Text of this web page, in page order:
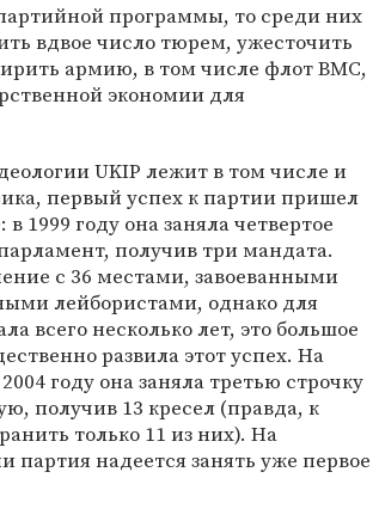
программы, то среди них
вдвое число тюрем, ужесточить
армию, в том числе флот ВМС,
экономии для
UKIP лежит в том числе и
первый успех к партии пришел
1999 году она заняла четвертое
получив три мандата.
с 36 местами, завоеванными
лейбористами, однако для
всего несколько лет, это большое
развила этот успех. На
году она заняла третью строчку
получив 13 кресел (правда, к
только 11 из них). На
партия надеется занять уже первое